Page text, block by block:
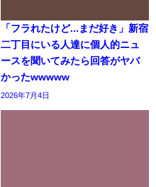
「フラれたけど...まだ好き」新宿
二丁目にいる人達に個人的ニュ
ースを聞いてみたら回答がヤバ
かったwwwww
2026年7月4日